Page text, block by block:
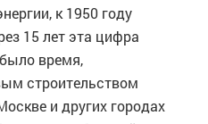
к 1950 году
15 лет эта цифра
время,
строительством
и других городах